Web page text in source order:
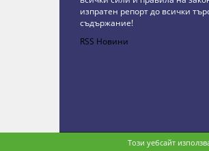
изпратен репорт до всички
съдържание!
RSS Новини
Copyright © stz24.com. Developed by
Този уебсайт